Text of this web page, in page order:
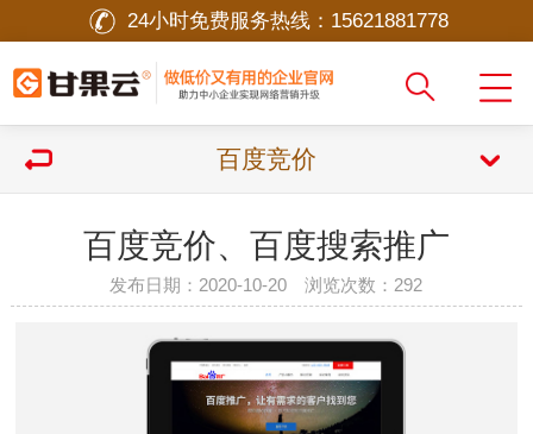
24小时免费服务热线： 15621881778
百度竞价
百度竞价、百度搜索推广
发布日期：2020-10-20 浏览次数： 292